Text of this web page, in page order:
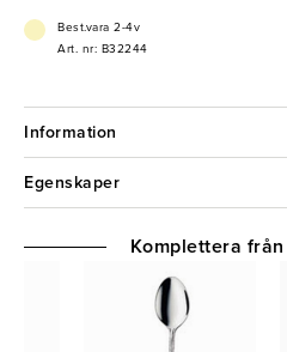
Best.vara 2-4v
Art. nr: B32244
Information
Egenskaper
Komplettera